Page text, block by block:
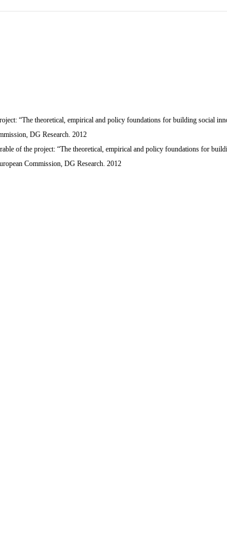
“The theoretical, empirical and policy foundations for building social
DG Research. 2012
of the project: “The theoretical, empirical and policy foundations for
Commission, DG Research. 2012